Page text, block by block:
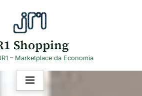
Shopping
– Marketplace da Economia